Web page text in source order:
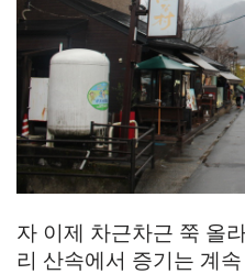
자 이제 차근차근 쭉 올
리 산속에서 증기는 계